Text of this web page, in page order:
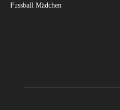
Fussball Mädchen